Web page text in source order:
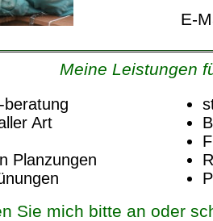
Ausführung
& Pflege
| 10315 Besucher |
E-
Meine Leistungen
beratung
Art
Planzungen
Sie mich bitte an oder